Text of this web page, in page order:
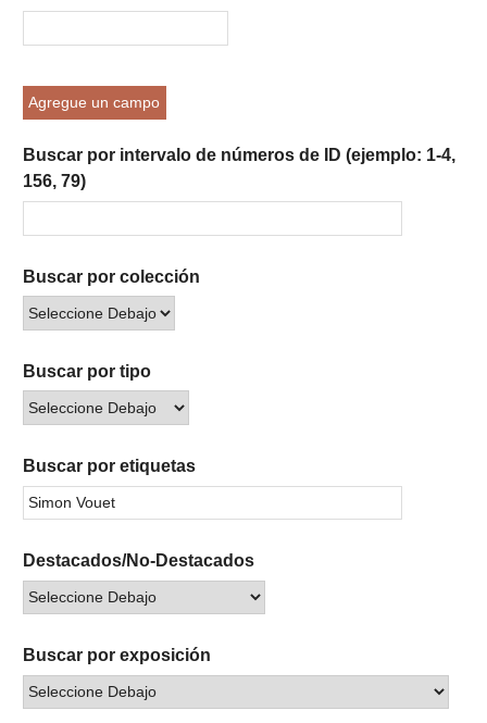
un
campo
Agregue un campo
Buscar por intervalo de números de ID (ejemplo: 1-4,
156, 79)
Buscar por colección
Buscar por tipo
Buscar por etiquetas
Destacados/No-Destacados
Buscar por exposición